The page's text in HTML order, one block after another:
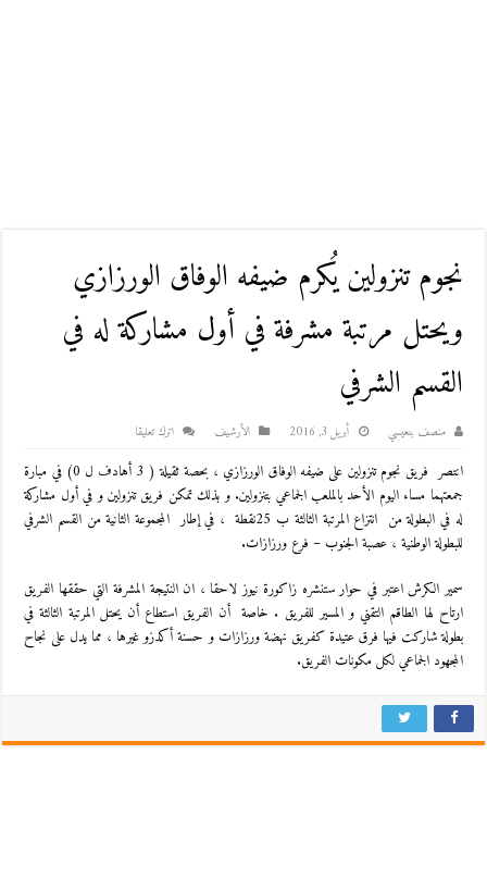
نجوم تنزولين يُكرم ضيفه الوفاق الورزازي
ويحتل مرتبة مشرفة في أول مشاركة له في
القسم الشرفي
منصف بنعيسي أبريل 3, 2016 اﻷرشيف اترك تعليقا
انتصر فريق نجوم تنزولين على ضيفه الوفاق الورزازي ، بحصة ثقيلة ( 3 أهادف ل 0) في مبارة
جمعتهما مساء اليوم الأحد بالملعب الجماعي بتنزولين. و بذلك تمكن فريق تنزولين و في أول مشاركة
له في البطولة من انتزاع المرتبة الثالثة ب 25نقطة ، في إطار المجموعة الثانية من القسم الشرفي
للبطولة الوطنية ، عصبة الجنوب – فرع ورزازات.
سمير الكرش اعتبر في حوار ستنشره زاكورة نيوز لاحقا ، ان النتيجة المشرفة التي حققها الفريق
ارتاح لها الطاقم التقني و المسير للفريق . خاصة أن الفريق استطاع أن يحتل المرتبة الثالثة في
بطولة شاركت فيها فرق عتيدة كفريق نهضة ورزازات و حسنة أكدزو غيرها ، مما يدل على نجاح
المجهود الجماعي لكل مكونات الفريق.